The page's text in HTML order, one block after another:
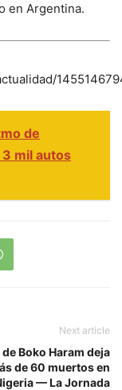
en Argentina.
de
mil autos
Next article
Boko Haram deja
de 60 muertos en
— La Jornada